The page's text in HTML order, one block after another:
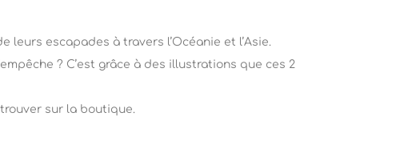
leurs escapades à travers l’Océanie et l’Asie.
? C’est grâce à des illustrations que ces 2
sur la boutique.